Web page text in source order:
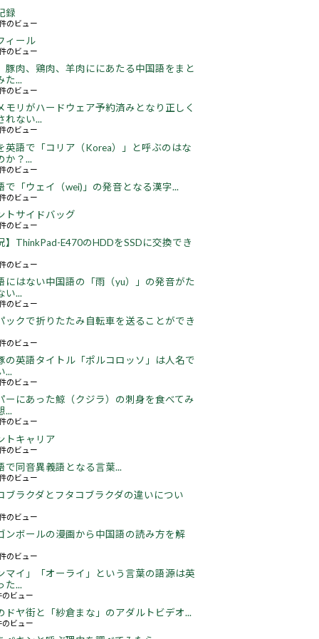
録
のビュー
ィール
のビュー
豚肉、鶏肉、羊肉ににあたる中国語をまと
た...
のビュー
モリがハードウェア予約済みとなり正しく
れない...
のビュー
英語で「コリア（Korea）」と呼ぶのはな
か？...
のビュー
で「ウェイ（wei)」の発音となる漢字...
のビュー
トサイドバッグ
のビュー
】ThinkPad-E470のHDDをSSDに交換でき
のビュー
にはない中国語の「雨（yu）」の発音がた
い...
のビュー
ックで折りたたみ自転車を送ることができ
のビュー
の英語タイトル「ポルコロッソ」は人名で
...
のビュー
ーにあった鯨（クジラ）の刺身を食べてみ
...
のビュー
トキャリア
のビュー
で同音異義語となる言葉...
のビュー
ブラクダとフタコブラクダの違いについ
のビュー
ンボールの漫画から中国語の読み方を解
のビュー
マイ」「オーライ」という言葉の語源は英
た...
のビュー
ドヤ街と「紗倉まな」のアダルトビデオ...
のビュー